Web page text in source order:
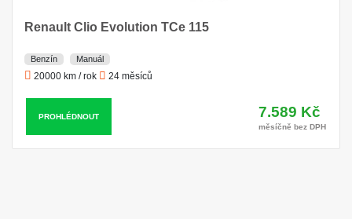
Renault Clio Evolution TCe 115
Benzín Manuál
20000 km / rok 24 měsíců
PROHLÉDNOUT 7.589 Kč
měsíčně bez DPH